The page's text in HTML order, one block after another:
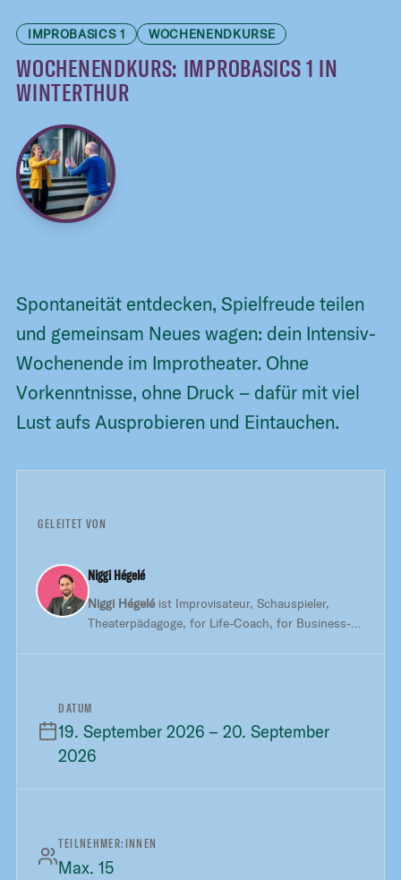
IMPROBASICS 1 WOCHENENDKURSE
WOCHENENDKURS: IMPROBASICS 1 IN
WINTERTHUR
Spontaneität entdecken, Spielfreude teilen
und gemeinsam Neues wagen: dein Intensiv-
Wochenende im Improtheater. Ohne
Vorkenntnisse, ohne Druck – dafür mit viel
Lust aufs Ausprobieren und Eintauchen.
GELEITET VON
Niggi Hégelé
Niggi Hégeléist Improvisateur, Schauspieler,
Theaterpädagoge, for Life-Coach, for Business-
DATUM
19. September 2026 – 20. September
2026
TEILNEHMER:INNEN
Max. 15